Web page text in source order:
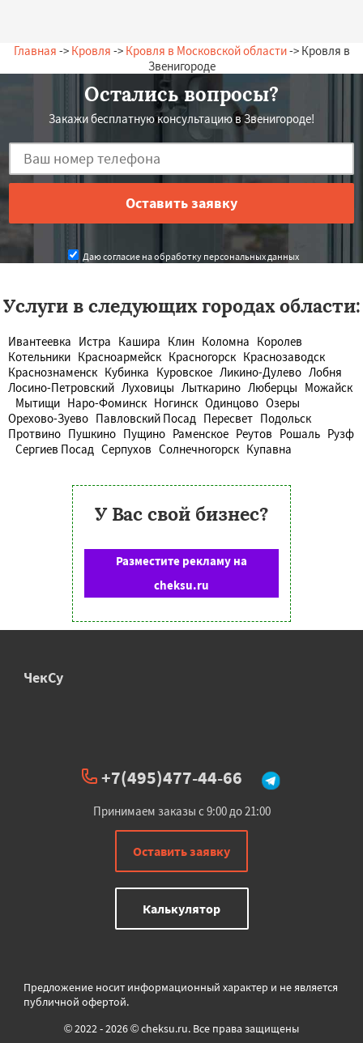
Главная -> Кровля -> Кровля в Московской области-> Кровля в
Звенигороде
Остались вопросы?
Закажи бесплатную консультацию в Звенигороде!
Даю согласие на обработку персональных данных
Услуги в следующих городах области:
Ивантеевка Истра Кашира Клин Коломна Королев
Котельники Красноармейск Красногорск Краснозаводск
Краснознаменск Кубинка Куровское Ликино-Дулево Лобня
Лосино-Петровский Луховицы Лыткарино Люберцы Можайск
Мытищи Наро-Фоминск Ногинск Одинцово Озеры
Орехово-Зуево Павловский Посад Пересвет Подольск
Протвино Пушкино Пущино Раменское Реутов Рошаль Рузф
Сергиев Посад Серпухов Солнечногорск Купавна
У Вас свой бизнес?
Разместите рекламу на
cheksu.ru
ЧекСу
+7(495)477-44-66
Принимаем заказы с 9:00 до 21:00
Оставить заявку
Калькулятор
Предложение носит информационный характер и не является
публичной офертой.
© 2022 - 2026 © cheksu.ru. Все права защищены